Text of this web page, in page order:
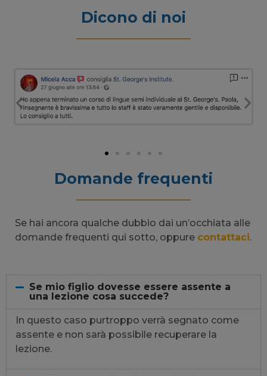
Dicono di noi
Domande frequenti
Se hai ancora qualche dubbio dai un’occhiata alle
domande frequenti qui sotto, oppure contattaci.
Se mio figlio dovesse essere assente a
una lezione cosa succede?
In questo caso purtroppo verrà segnato come
assente e non sarà possibile recuperare la
lezione.